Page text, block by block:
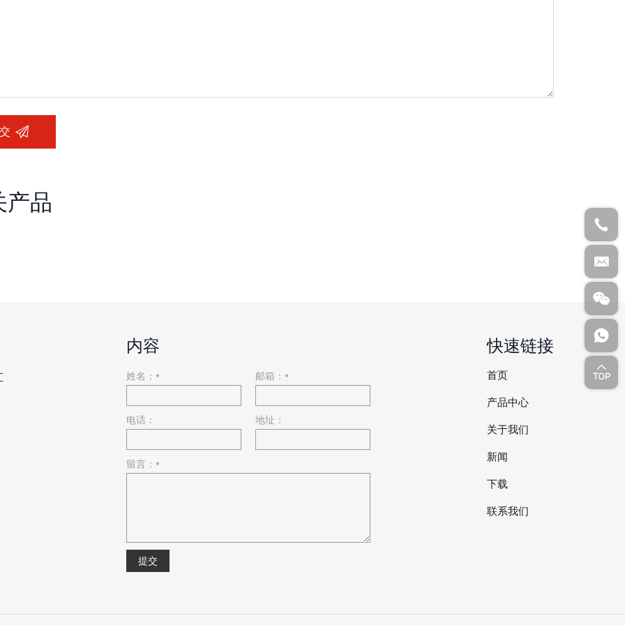
产品
内容
姓名：* 邮箱：*
电话： 地址：
留言：*
提交
快速链接
首页
产品中心
关于我们
新闻
下载
联系我们